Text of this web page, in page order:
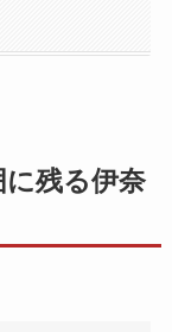
に残る伊奈